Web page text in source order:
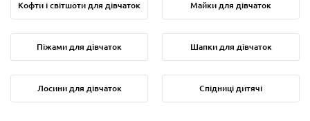
Кофти і світшоти для дівчаток Майки для дівчаток
Піжами для дівчаток Шапки для дівчаток
Лосини для дівчаток Спідниці дитячі